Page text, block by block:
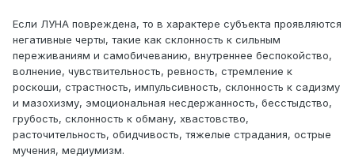
Если ЛУНА повреждена, то в характере субъекта проявляются
негативные черты, такие как склонность к сильным
переживаниям и самобичеванию, внутреннее беспокойство,
волнение, чувствительность, ревность, стремление к
роскоши, страстность, импульсивность, склонность к садизму
и мазохизму, эмоциональная несдержанность, бесстыдство,
грубость, склонность к обману, хвастовство,
расточительность, обидчивость, тяжелые страдания, острые
мучения, медиумизм.